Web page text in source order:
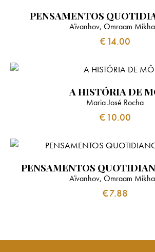
PENSAMENTOS
Aïvanhov, Omraam
€14.00
A HISTÓRIA DE
Maria José Rocha
€10.00
PENSAMENTOS
Aïvanhov, Omraam
€7.88